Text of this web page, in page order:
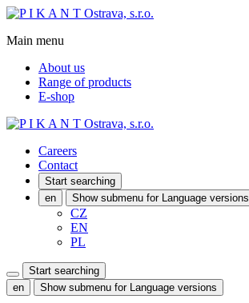
Main menu
About us
Range of products
E-shop
Careers
Contact
Start searching
en
Show submenu for Language versions
CZ
EN
PL
Start searching
en
Show submenu for Language versions